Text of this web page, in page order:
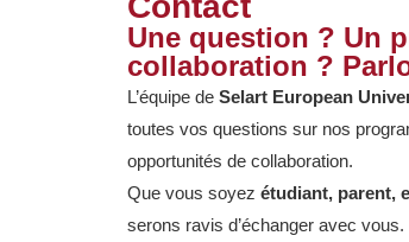
Une question ? Un
collaboration ?
L’équipe de Selart European
toutes vos questions sur nos
opportunités de collaboration.
Que vous soyez étudiant, parent,
serons ravis d’échanger avec vous.